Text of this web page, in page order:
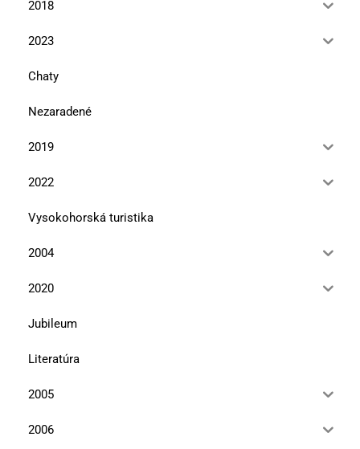
2018
2023
Chaty
Nezaradené
2019
2022
Vysokohorská turistika
2004
2020
Jubileum
Literatúra
2005
2006